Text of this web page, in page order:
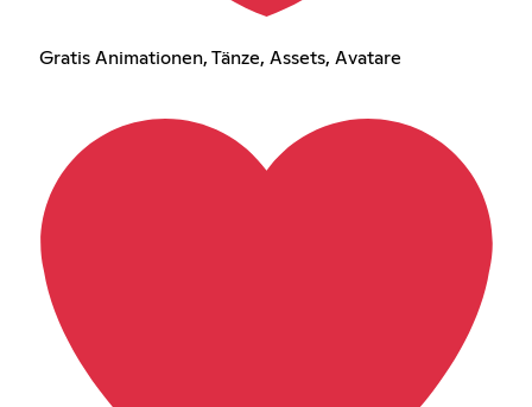
Gratis Animationen, Tänze, Assets, Avatare